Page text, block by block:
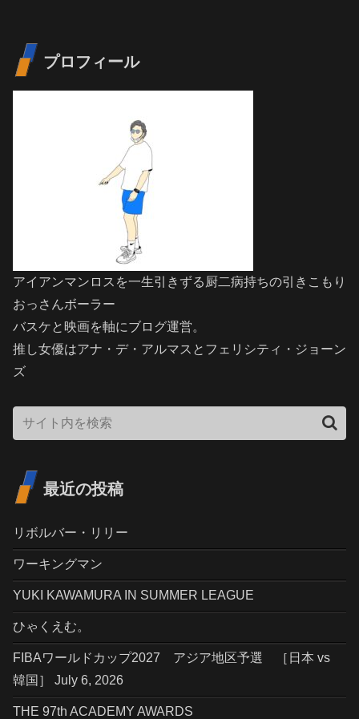
プロフィール
アイアンマンロスを一生引きずる厨二病持ちの引きこもり
おっさんボーラー
バスケと映画を軸にブログ運営。
推し女優はアナ・デ・アルマスとフェリシティ・ジョーン
ズ
最近の投稿
リボルバー・リリー
ワーキングマン
YUKI KAWAMURA IN SUMMER LEAGUE
ひゃくえむ。
FIBAワールドカップ2027 アジア地区予選 ［日本 vs
韓国］ July 6, 2026
THE 97th ACADEMY AWARDS